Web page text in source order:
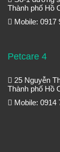
Thành phố Hồ
Mobile: 0917
Petcare 4
25 Nguyễn
Thành phố Hồ
Mobile: 0914